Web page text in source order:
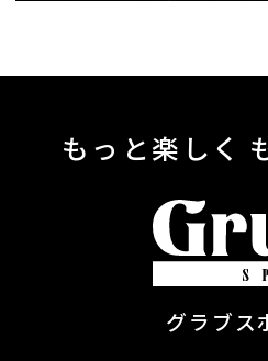
もっと楽しく
グラブス